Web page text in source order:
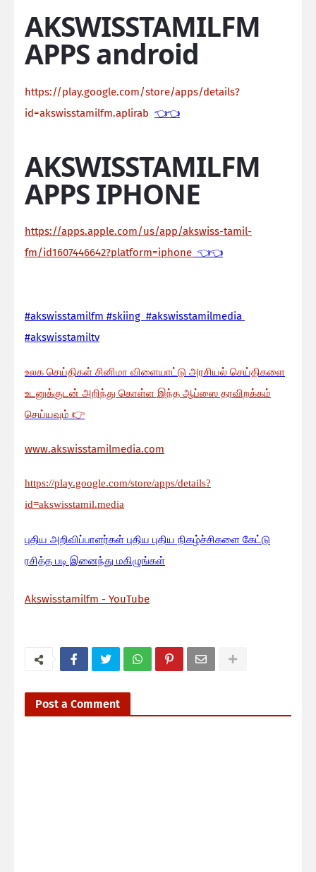
AKSWISSTAMILFM
APPS android
https://play.google.com/store/apps/details?
id=akswisstamilfm.aplirab 👈👈
AKSWISSTAMILFM
APPS IPHONE
https://apps.apple.com/us/app/akswiss-tamil-
fm/id1607446642?platform=iphone 👈👈
#akswisstamilfm #skiing #akswisstamilmedia
#akswisstamiltv
உலக செய்திகள் சினிமா விளையாட்டு அரசியல் செய்திகளை
உடனுக்குடன் அறிந்து கொள்ள இந்த ஆப்ஸை தரவிறக்கம்
செய்யவும் 👉
www.akswisstamilmedia.com
https://play.google.com/store/apps/details?
id=akswisstamil.media
புதிய அறிவிப்பாளர்கள் புதிய புதிய நிகழ்ச்சிகளை கேட்டு
ரசித்த படி இனைந்து மகிழுங்கள்
Akswisstamilfm - YouTube
Post a Comment